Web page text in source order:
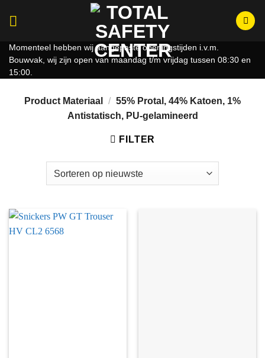
Momenteel hebben wij aangepaste openingstijden i.v.m.
Bouwvak, wij zijn open van maandag t/m vrijdag tussen 08:30 en
15:00.
Product Materiaal / 55% Protal, 44% Katoen, 1%
Antistatisch, PU-gelamineerd
FILTER